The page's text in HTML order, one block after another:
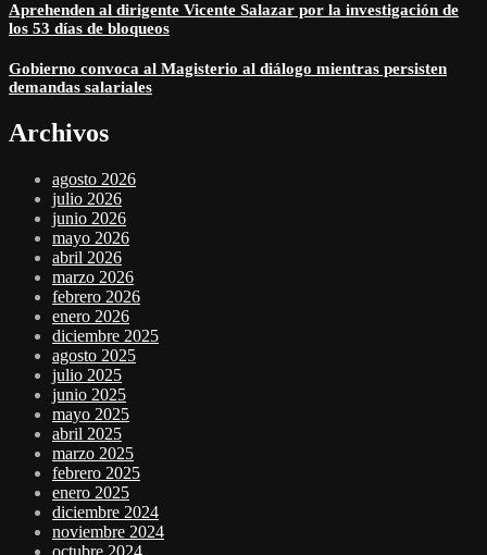
Aprehenden al dirigente Vicente Salazar por la investigación de
los 53 días de bloqueos
Gobierno convoca al Magisterio al diálogo mientras persisten
demandas salariales
Archivos
agosto 2026
julio 2026
junio 2026
mayo 2026
abril 2026
marzo 2026
febrero 2026
enero 2026
diciembre 2025
agosto 2025
julio 2025
junio 2025
mayo 2025
abril 2025
marzo 2025
febrero 2025
enero 2025
diciembre 2024
noviembre 2024